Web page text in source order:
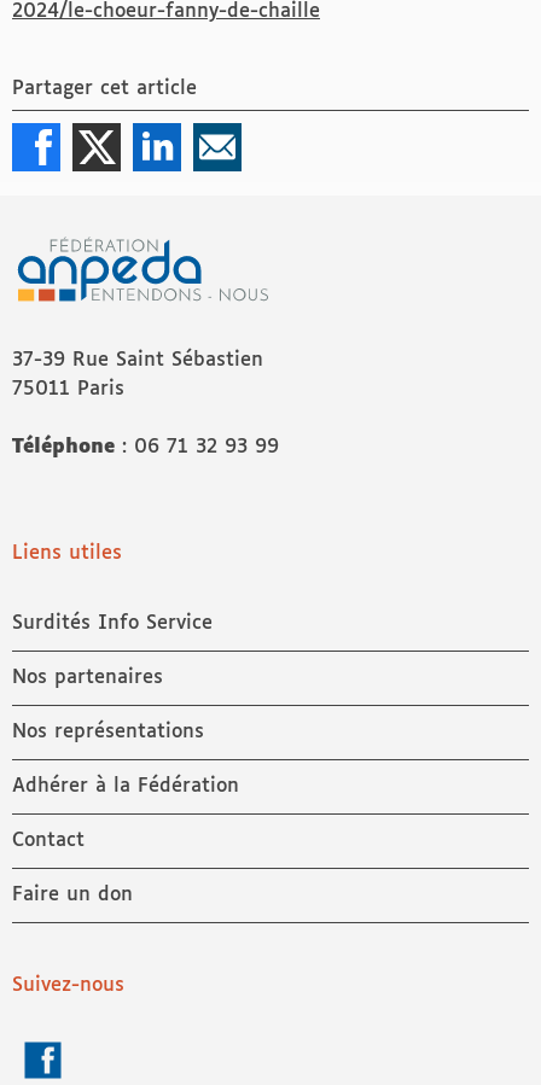
2024/le-choeur-fanny-de-chaille
Partager cet article
37-39 Rue Saint Sébastien
75011 Paris
Téléphone : 06 71 32 93 99
Liens utiles
Surdités Info Service
Nos partenaires
Nos représentations
Adhérer à la Fédération
Contact
Faire un don
Suivez-nous